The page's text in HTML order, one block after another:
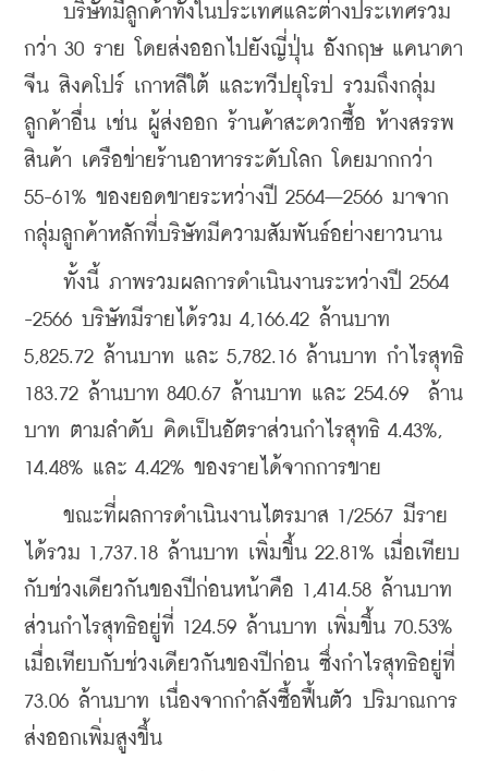
บริษัทมีลูกค้าทั้งในประเทศและต่างประเทศรวม
กว่า 30 ราย โดยส่งออกไปยังญี่ปุ่น อังกฤษ แคนาดา
จีน สิงคโปร์ เกาหลีใต้ และทวีปยุโรป รวมถึงกลุ่ม
ลูกค้าอื่น เช่น ผู้ส่งออก ร้านค้าสะดวกซื้อ ห้างสรรพ
สินค้า เครือข่ายร้านอาหารระดับโลก โดยมากกว่า
55-61% ของยอดขายระหว่างปี 2564–2566 มาจาก
กลุ่มลูกค้าหลักที่บริษัทมีความสัมพันธ์อย่างยาวนาน
ทั้งนี้ ภาพรวมผลการดำเนินงานระหว่างปี 2564
-2566 บริษัทมีรายได้รวม 4,166.42 ล้านบาท
5,825.72 ล้านบาท และ 5,782.16 ล้านบาท กำไรสุทธิ
183.72 ล้านบาท 840.67 ล้านบาท และ 254.69  ล้าน
บาท ตามลำดับ คิดเป็นอัตราส่วนกำไรสุทธิ 4.43%,
14.48% และ 4.42% ของรายได้จากการขาย
ขณะที่ผลการดำเนินงานไตรมาส 1/2567 มีราย
ได้รวม 1,737.18 ล้านบาท เพิ่มขึ้น 22.81% เมื่อเทียบ
กับช่วงเดียวกันของปีก่อนหน้าคือ 1,414.58 ล้านบาท
ส่วนกำไรสุทธิอยู่ที่ 124.59 ล้านบาท เพิ่มขึ้น 70.53%
เมื่อเทียบกับช่วงเดียวกันของปีก่อน ซึ่งกำไรสุทธิอยู่ที่
73.06 ล้านบาท เนื่องจากกำลังซื้อฟื้นตัว ปริมาณการ
ส่งออกเพิ่มสูงขึ้น